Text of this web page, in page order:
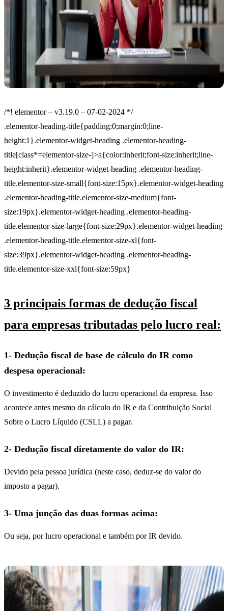
/*! elementor – v3.19.0 – 07-02-2024 */
.elementor-heading-title{padding:0;margin:0;line-
height:1}.elementor-widget-heading .elementor-heading-
title[class*=elementor-size-]>a{color:inherit;font-size:inherit;line-
height:inherit}.elementor-widget-heading .elementor-heading-
title.elementor-size-small{font-size:15px}.elementor-widget-heading
.elementor-heading-title.elementor-size-medium{font-
size:19px}.elementor-widget-heading .elementor-heading-
title.elementor-size-large{font-size:29px}.elementor-widget-heading
.elementor-heading-title.elementor-size-xl{font-
size:39px}.elementor-widget-heading .elementor-heading-
title.elementor-size-xxl{font-size:59px}
3 principais formas de dedução fiscal
para empresas tributadas pelo lucro real:
1- Dedução fiscal de base de cálculo do IR como
despesa operacional:
O investimento é deduzido do lucro operacional da empresa. Isso
acontece antes mesmo do cálculo do IR e da Contribuição Social
Sobre o Lucro Líquido (CSLL) a pagar.
2- Dedução fiscal diretamente do valor do IR:
Devido pela pessoa jurídica (neste caso, deduz-se do valor do
imposto a pagar).
3- Uma junção das duas formas acima:
Ou seja, por lucro operacional e também por IR devido.